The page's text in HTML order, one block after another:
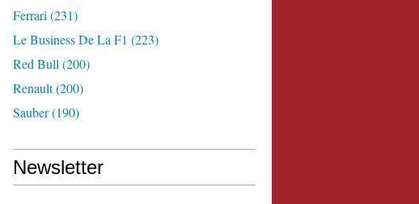
Ferrari (231)
Le Business De La F1 (223)
Red Bull (200)
Renault(200)
Sauber(190)
Newsletter